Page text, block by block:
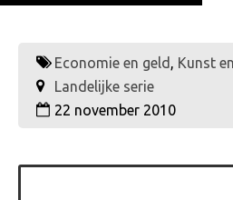
Economie en geld , Kunst
Landelijke serie
22 november 2010